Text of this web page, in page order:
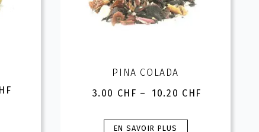
PINA COLADA
3.00 CHF – 10.20 CHF
Plage
prix :
EN SAVOIR PLUS
Ce